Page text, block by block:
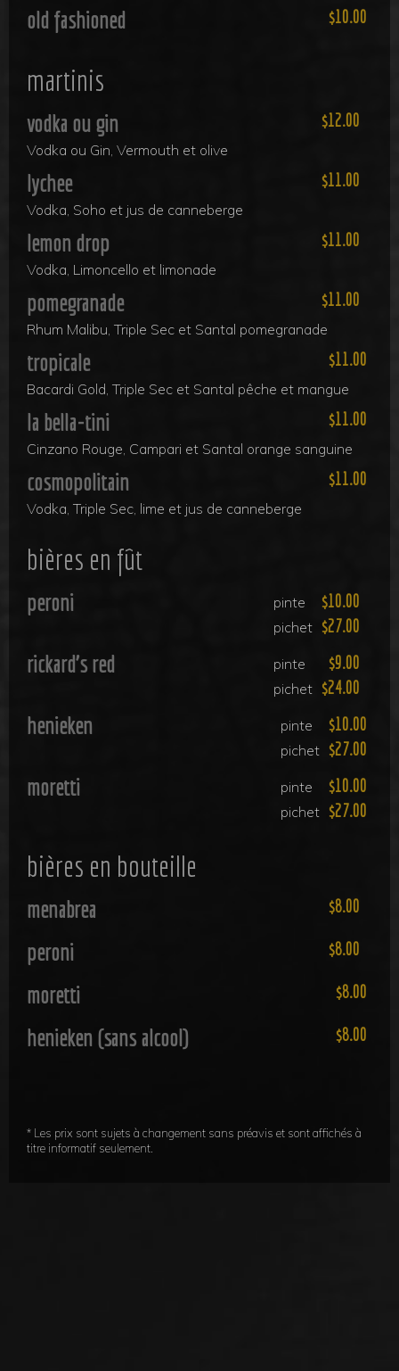
old fashioned 10.00
martinis
vodka ou gin 12.00
Vodka ou Gin, Vermouth et olive
lychee 11.00
Vodka, Soho et jus de canneberge
lemon drop 11.00
Vodka, Limoncello et limonade
pomegranade 11.00
Rhum Malibu, Triple Sec et Santal pomegranade
tropicale 11.00
Bacardi Gold, Triple Sec et Santal pêche et mangue
la bella-tini 11.00
Cinzano Rouge, Campari et Santal orange sanguine
cosmopolitain 11.00
Vodka, Triple Sec, lime et jus de canneberge
bières en fût
peroni pinte 10.00
pichet 27.00
rickard's red pinte 9.00
pichet 24.00
henieken pinte 10.00
pichet 27.00
moretti pinte 10.00
pichet 27.00
bières en bouteille
menabrea 8.00
peroni 8.00
moretti 8.00
henieken (sans alcool) 8.00
* Les prix sont sujets à changement sans préavis et sont affichés à
titre informatif seulement.